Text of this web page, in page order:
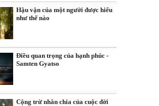
Hậu vận của một người được hiểu
như thế nào
Điều quan trọng của hạnh phúc -
Samten Gyatso
Cộng trừ nhân chia của cuộc đời